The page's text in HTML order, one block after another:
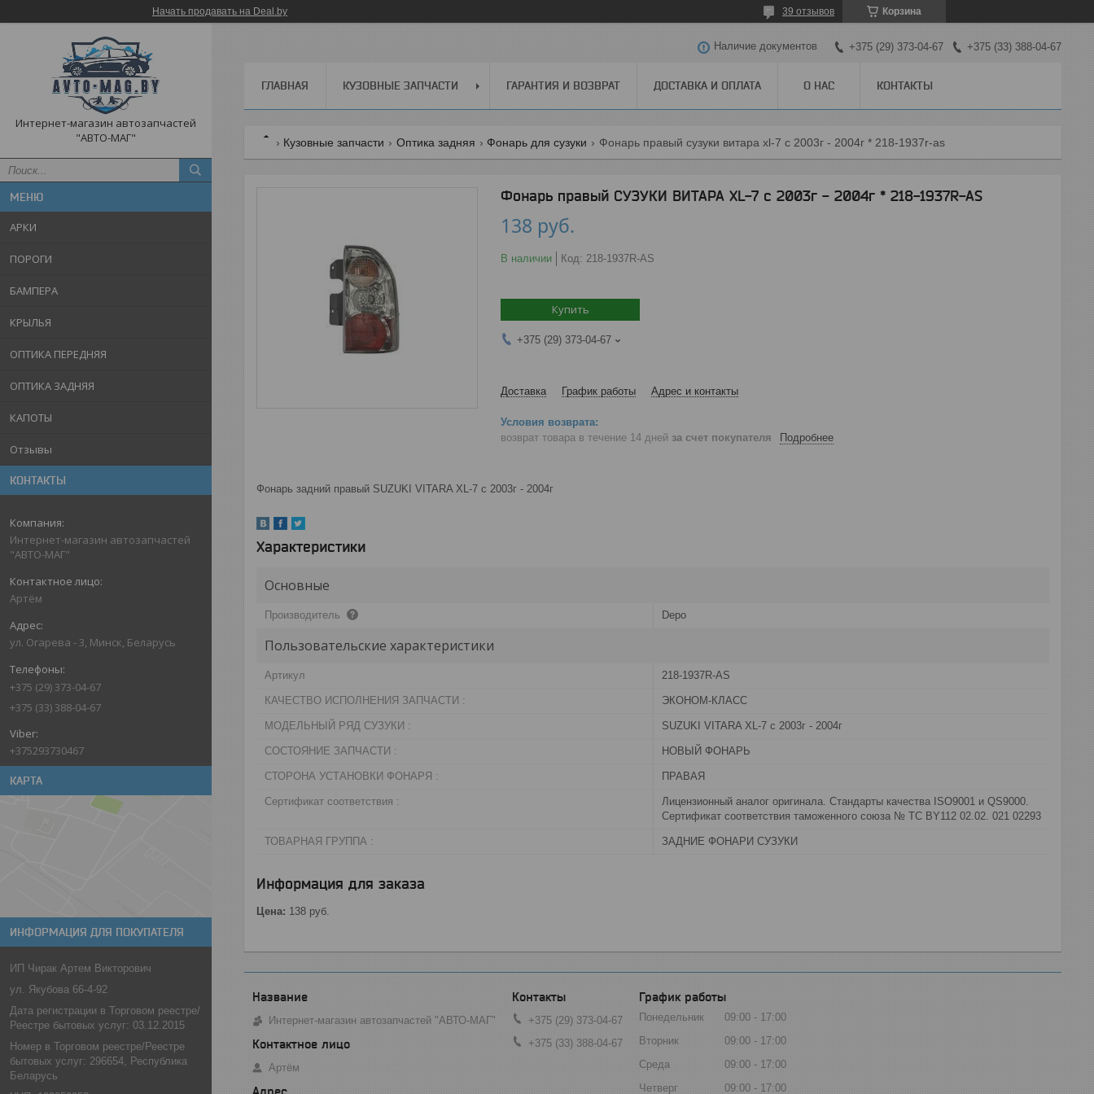
Начать продавать на Deal.by Корзина
39 отзывов
Интернет-магазин автозапчастей
"АВТО-МАГ"
АРКИ
ПОРОГИ
БАМПЕРА
КРЫЛЬЯ
ОПТИКА ПЕРЕДНЯЯ
ОПТИКА ЗАДНЯЯ
КАПОТЫ
Отзывы
КОНТАКТЫ
Интернет-магазин автозапчастей
"АВТО-МАГ"
Артём
ул. Огарева - 3, Минск, Беларусь
+375 (29) 373-04-67
+375 (33) 388-04-67
+375293730467
КАРТА
ИНФОРМАЦИЯ ДЛЯ ПОКУПАТЕЛЯ
ИП Чирак Артем Викторович
ул. Якубова 66-4-92
Дата регистрации в Торговом реестре/
Реестре бытовых услуг: 03.12.2015
Номер в Торговом реестре/Реестре
бытовых услуг: 296654, Республика
Беларусь
Наличие документов +375 (29) 373-04-67 +375 (33) 388-04-67
ГЛАВНАЯ КУЗОВНЫЕ ЗАПЧАСТИ ГАРАНТИЯ И ВОЗВРАТ ДОСТАВКА И ОПЛАТА О НАС КОНТАКТЫ
Кузовные запчасти Оптика задняя Фонарь для сузуки Фонарь правый сузуки витара xl-7 с 2003г - 2004г * 218-1937r-as
Фонарь правый СУЗУКИ ВИТАРА XL-7 с 2003г - 2004г * 218-1937R-AS
138 руб.
В наличии Код: 218-1937R-AS
Купить
+375 (29) 373-04-67
Доставка График работы Адрес и контакты
возврат товара в течение 14 дней за счет покупателя Подробнее
Фонарь задний правый SUZUKI VITARA XL-7 с 2003г - 2004г
Характеристики
Основные
Производитель Depo
Пользовательские характеристики
Артикул 218-1937R-AS
КАЧЕСТВО ИСПОЛНЕНИЯ ЗАПЧАСТИ : ЭКОНОМ-КЛАСС
МОДЕЛЬНЫЙ РЯД СУЗУКИ : SUZUKI VITARA XL-7 с 2003г - 2004г
СОСТОЯНИЕ ЗАПЧАСТИ : НОВЫЙ ФОНАРЬ
СТОРОНА УСТАНОВКИ ФОНАРЯ : ПРАВАЯ
Сертификат соответствия :
Лицензионный аналог оригинала. Стандарты качества ISO9001 и QS9000.
Сертификат соответствия таможенного союза № ТС BY112 02.02. 021 02293
ТОВАРНАЯ ГРУППА : ЗАДНИЕ ФОНАРИ СУЗУКИ
Информация для заказа
Цена: 138 руб.
Интернет-магазин автозапчастей "АВТО-МАГ"
Артём
+375 (29) 373-04-67
+375 (33) 388-04-67
График работы
Понедельник 09:00
17:00
Вторник
09:00
17:00
Среда
09:00
17:00
Четверг
09:00 17:00